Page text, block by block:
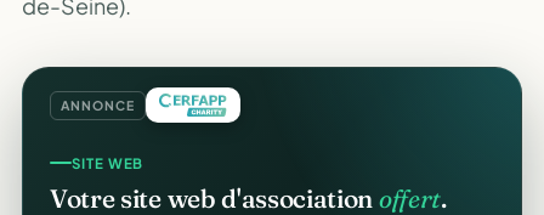
ANNONCE
SITE WEB
Votre site web d'association offert.